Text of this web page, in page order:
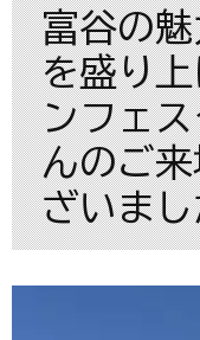
富谷の魅
を盛り
ンフェ
んのご
ざいま